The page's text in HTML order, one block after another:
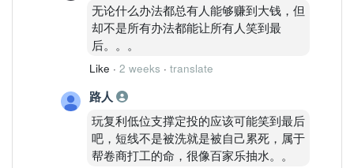
无论什么办法都总有人能够赚到大钱，但
却不是所有办法都能让所有人笑到最
后。。。
Like · 2 weeks · translate
路人
玩复利低位支撑定投的应该可能笑到最后
吧，短线不是被洗就是被自己累死，属于
帮卷商打工的命，很像百家乐抽水。。